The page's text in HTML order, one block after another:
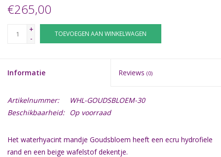
€265,00
+
-
TOEVOEGEN AAN WINKELWAGEN
Informatie Reviews (0)
Artikelnummer:
WHL-GOUDSBLOEM-30
Beschikbaarheid: Op voorraad
Het waterhyacint mandje Goudsbloem heeft een ecru hydrofiele
rand en een beige wafelstof dekentje.